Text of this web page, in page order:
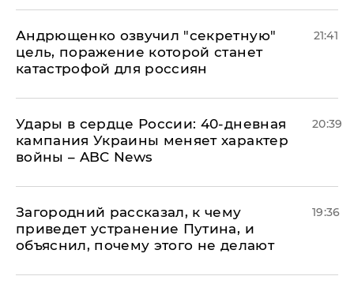
Андрющенко озвучил "секретную"
цель, поражение которой станет
катастрофой для россиян
21:41
Удары в сердце России: 40-дневная
кампания Украины меняет характер
войны – ABC News
20:39
Загородний рассказал, к чему
приведет устранение Путина, и
объяснил, почему этого не делают
19:36